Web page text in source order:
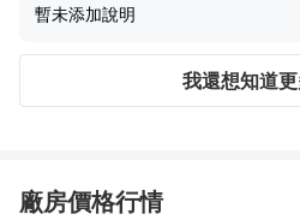
暫未添加說明
我還想知道
廠房價格行情